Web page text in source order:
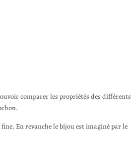
comparer les propriétés des différents
En revanche le bijou est imaginé par le